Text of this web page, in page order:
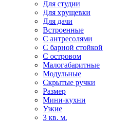
Для студии
Для хрущевки
Для дачи
Встроенные
С антресолями
С барной стойкой
С островом
Малогабаритные
Модульные
Скрытые ручки
Размер
Мини-кухни
Узкие
3 кв. м.